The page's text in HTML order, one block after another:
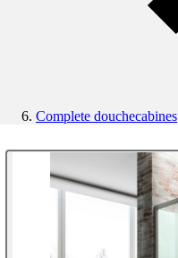
Complete douchecabines